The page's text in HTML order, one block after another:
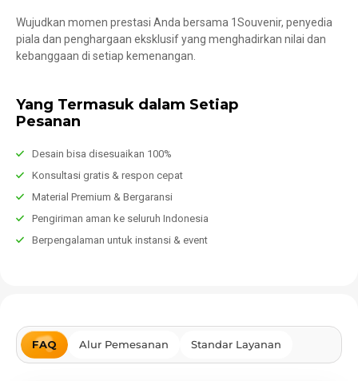
Wujudkan momen prestasi Anda bersama 1Souvenir, penyedia
piala dan penghargaan eksklusif yang menghadirkan nilai dan
kebanggaan di setiap kemenangan.
Yang Termasuk dalam Setiap
Pesanan
Desain bisa disesuaikan 100%
Konsultasi gratis & respon cepat
Material Premium & Bergaransi
Pengiriman aman ke seluruh Indonesia
Berpengalaman untuk instansi & event
FAQ Alur Pemesanan Standar Layanan